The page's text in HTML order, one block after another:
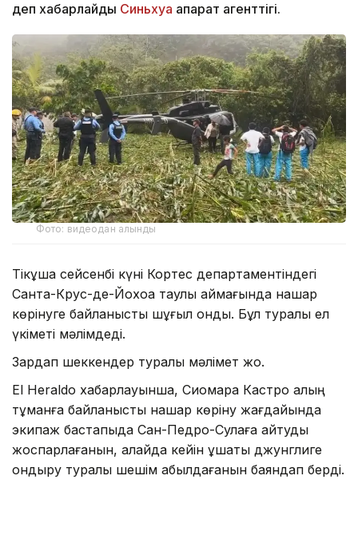
деп хабарлайды Синьхуа ақпарат агенттігі.
Фото: видеодан алынды
Тікұшақ сейсенбі күні Кортес департаментіндегі
Санта-Крус-де-Йохоа таулы аймағында нашар
көрінуге байланысты шұғыл қонды. Бұл туралы ел
үкіметі мәлімдеді.
Зардап шеккендер туралы мәлімет жоқ.
El Heraldo хабарлауынша, Сиомара Кастро қалың
тұманға байланысты нашар көріну жағдайында
экипаж бастапқыда Сан-Педро-Сулаға қайтуды
жоспарлағанын, алайда кейін ұшақты джунглиге
қондыру туралы шешім қабылдағанын баяндап берді.